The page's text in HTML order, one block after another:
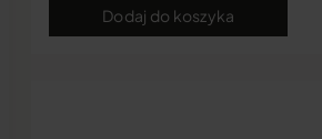
Dodaj do koszyka